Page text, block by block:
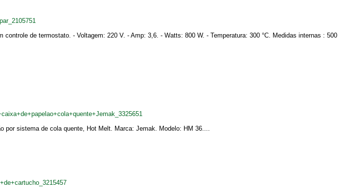
de termostato. - Voltagem: 220 V. - Amp: 3,6. - Watts: 800 W. - Temperatura: 300 °C. Medidas internas : 500
por sistema de cola quente, Hot Melt. Marca: Jemak. Modelo: HM 36....